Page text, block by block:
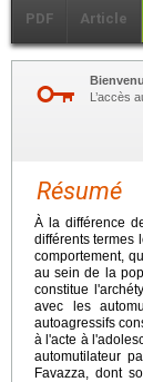
PDF Article
L’accès
Résumé
À la différence
différents termes
comportement,
au sein de la
constitue
avec les
autoagressifs
à l'acte à
automutilateur
Favazza, dont